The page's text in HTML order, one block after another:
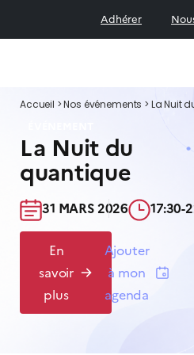
Adhérer
Accueil >Nos événements > La Nuit
La Nuit du
quantique
31 MARS 2026​ 17:30-
En
savoir
plus
Ajouter
à mon
agenda